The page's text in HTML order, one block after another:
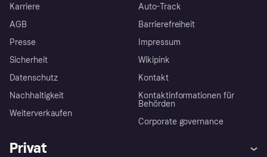
Karriere
AGB
Presse
Sicherheit
Datenschutz
Nachhaltigkeit
Weiterverkaufen
Auto-Track
Barrierefreiheit
Impressum
Wikipink
Kontakt
Kontaktinformationen für
Behörden
Corporate governance
Privat